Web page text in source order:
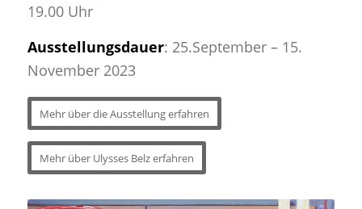
19.00 Uhr
Ausstellungsdauer: 25.September – 15.
November 2023
Mehr über die Ausstellung erfahren
Mehr über Ulysses Belz erfahren